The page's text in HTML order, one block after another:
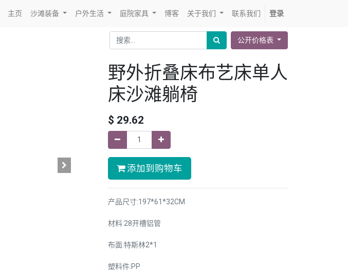
主页 沙滩装备 户外生活 庭院家具 博客 关于我们 联系我们 登录
公开价格表
野外折叠床布艺床单人
床沙滩躺椅
$ 29.62
添加到购物车
产品尺寸:197*61*32CM
材料:28开槽铝管
布面:特斯林2*1
塑料件:PP